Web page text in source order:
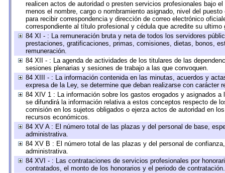
realicen actos de autoridad o presten servicios profesionales bajo
menos el nombre, cargo o nombramiento asignado, nivel del
para recibir correspondencia y dirección de correo electrónico
correspondiente al título profesional y cédula que acredite su ultimo
84 XI - : La remuneración bruta y neta de todos los servidores
prestaciones, gratificaciones, primas, comisiones, dietas, bonos,
remuneración.
84 XII - : La agenda de actividades de los titulares de las
sesiones plenarias y sesiones de trabajo a las que convoquen.
84 XIII - : La información contenida en las minutas, acuerdos y
expresa de la Ley, se determine que deban realizarse con carácter
84 XIV 1 : La información sobre los gastos erogados y asignados
se difundirá la información relativa a estos conceptos respecto de
comisión en los sujetos obligados o ejerza actos de autoridad en
recursos económicos.
84 XV A : El número total de las plazas y del personal de base,
administrativa.
84 XV B : El número total de las plazas y del personal de
administrativa.
84 XVI - : Las contrataciones de servicios profesionales por
contratados, el monto de los honorarios y el periodo de contratación.